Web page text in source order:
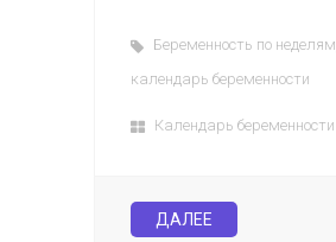
Беременность по неделям
календарь беременности
Календарь беременности
ДАЛЕЕ